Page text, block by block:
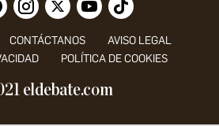
CONTÁCTANOS
AVISO LEGAL
POLÍTICA DE COOKIES
eldebate.com